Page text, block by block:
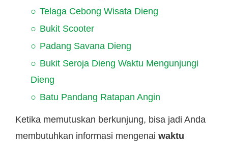
Telaga Cebong Wisata Dieng
Bukit Scooter
Padang Savana Dieng
Bukit Seroja Dieng Waktu Mengunjungi
Dieng
Batu Pandang Ratapan Angin
Ketika memutuskan berkunjung, bisa jadi Anda
membutuhkan informasi mengenai waktu